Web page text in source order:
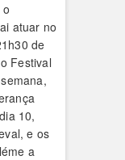
atuar no
de
Festival
10,
e os
a